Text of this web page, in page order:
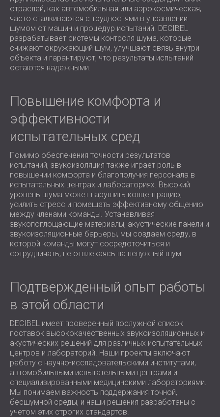
отраслей, как автомобильная или аэрокосмическая,
часто сталкиваются с трудностями в управлении
шумом от машин и процедур испытаний. DECIBEL
разрабатывает системы контроля шума, которые
снижают окружающий шум, улучшают связь внутри
объекта и гарантируют, что результаты испытаний
остаются надежными.
Повышение комфорта и
эффективности
испытательных сред
Помимо обеспечения точности результатов
испытаний, звукоизоляция также играет роль в
повышении комфорта и благополучия персонала в
испытательных центрах и лабораториях. Высокий
уровень шума может нарушить концентрацию,
усилить стресс и помешать эффективному общению
между членами команды. Устанавливая
звукопоглощающие материалы, акустические панели и
звукоизоляционные барьеры, мы создаем среду, в
которой команды могут сосредоточиться и
сотрудничать, не отвлекаясь на ненужный шум.
Подтвержденный опыт работы
в этой области
DECIBEL имеет проверенный послужной список
поставок высококачественных звукоизоляционных и
акустических решений для различных испытательных
центров и лабораторий. Наши проекты включают
работу с научно-исследовательскими институтами,
автомобильными испытательными центрами и
специализированными медицинскими лабораториями.
Мы понимаем важность поддержания точной,
бесшумной среды, и наши решения разработаны с
учетом этих строгих стандартов.